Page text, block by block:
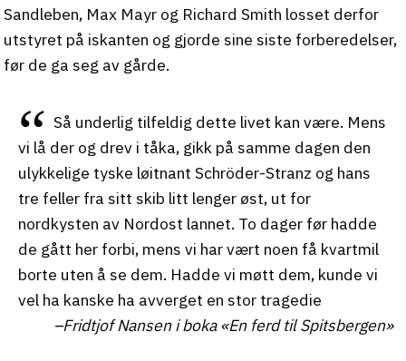
Sandleben, Max Mayr og Richard Smith losset derfor
utstyret på iskanten og gjorde sine siste forberedelser,
før de ga seg av gårde.
Så underlig tilfeldig dette livet kan være. Mens
vi lå der og drev i tåka, gikk på samme dagen den
ulykkelige tyske løitnant Schröder-Stranz og hans
tre feller fra sitt skib litt lenger øst, ut for
nordkysten av Nordost lannet. To dager før hadde
de gått her forbi, mens vi har vært noen få kvartmil
borte uten å se dem. Hadde vi møtt dem, kunde vi
vel ha kanske ha avverget en stor tragedie
Fridtjof Nansen i boka«En ferd til Spitsbergen»